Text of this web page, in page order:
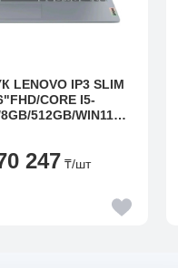
докупать
LENOVO IP3 SLIM
CORE I5-
512GB/WIN11S
247 ₸/шт